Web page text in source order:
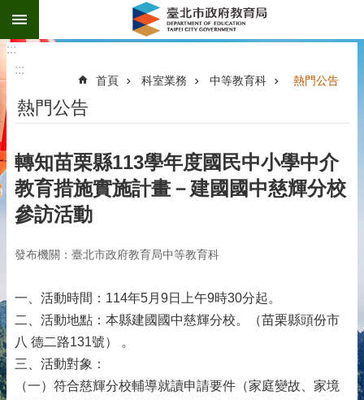
跳到主要內容區塊
:::
:::
首頁 科室業務 中等教育科 熱門公告
熱門公告
轉知苗栗縣113學年度國民中小學中介
教育措施實施計畫－建國國中慈輝分校
參訪活動
發布機關：臺北市政府教育局中等教育科
一、活動時間：114年5月9日上午9時30分起。
二、活動地點：本縣建國國中慈輝分校。（苗栗縣頭份市
八 德二路131號） 。
三、活動對象：
（一）符合慈輝分校輔導就讀申請要件（家庭變故、家境